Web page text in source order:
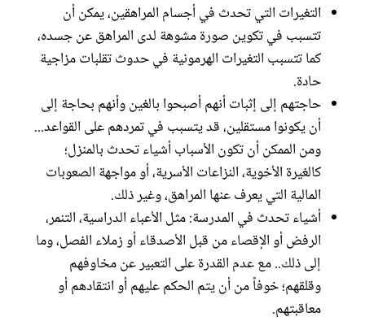
التغيرات التي تحدث في أجسام المراهقين، يمكن أن
تتسبب في تكوين صورة مشوهة لدى المراهق عن جسده،
كما تتسبب التغيرات الهرمونية في حدوث تقلبات مزاجية
حادة.
حاجتهم إلى إثبات أنهم أصبحوا بالغين وأنهم بحاجة إلى
أن يكونوا مستقلين، قد يتسبب في تمردهم على القواعد...
ومن الممكن أن تكون الأسباب أشياء تحدث بالمنزل؛
كالغيرة الأخوية، النزاعات الأسرية، أو مواجهة الصعوبات
المالية التي يعرف عنها المراهق، وغير ذلك.
أشياء تحدث في المدرسة: مثل الأعباء الدراسية، التنمر،
الرفض أو الإقصاء من قبل الأصدقاء أو زملاء الفصل، وما
إلى ذلك.. مع عدم القدرة على التعبير عن مخاوفهم
وقلقهم؛ خوفاً من أن يتم الحكم عليهم أو انتقادهم أو
معاقبتهم.